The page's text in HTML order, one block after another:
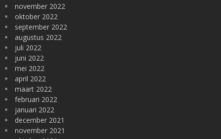
november 2022
oktober 2022
september 2022
augustus 2022
juli 2022
juni 2022
mei 2022
april 2022
maart 2022
februari 2022
januari 2022
december 2021
november 2021